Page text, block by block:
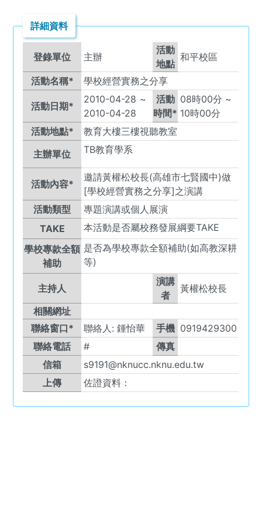
詳細資料
登錄單位 主辦
活動
地點
和平校區
活動名稱* 學校經營實務之分享
活動日期*
2010-04-28 ~
2010-04-28
活動
時間*
08時00
分 ~
10時00分
活動地點*
教育大樓三樓視聽教室
主辦單位
TB教育學系
活動內容*
邀請黃權松校長(高雄市七賢國中)做
[學校經營實務之分享]之演講
活動類型
專題演講或個人展演
TAKE
本活動是否屬校務發展綱要TAKE
學校專款全額
補助
是否為學校專款全額補助(如高教深耕
等)
主持人
演講
者
黃權松校長
相關網址
聯絡窗口*
聯絡人: 鍾怡華 手機 0919429300
聯絡電話
#
傳真
信箱
s9191@nknucc.nknu.edu.tw
上傳
佐證資料：